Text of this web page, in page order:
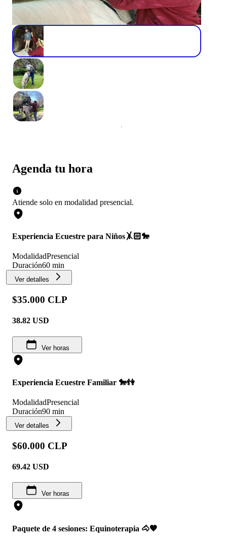
Agenda tu hora
Atiende solo en modalidad presencial.
Experiencia Ecuestre para Niños🤸🏻🐎
ModalidadPresencial
Duración60 min
Ver detalles
$35.000 CLP
38.82 USD
Ver horas
Experiencia Ecuestre Familiar 🐎👫
ModalidadPresencial
Duración90 min
Ver detalles
$60.000 CLP
69.42 USD
Ver horas
Paquete de 4 sesiones: Equinoterapia 🐴🧡